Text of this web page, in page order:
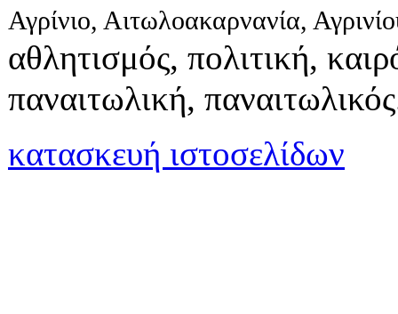
Αγρίνιο, Αιτωλοακαρνανία,
αθλητισμός, πολιτική,
παναιτωλική,
κατασκευή ιστοσελίδων